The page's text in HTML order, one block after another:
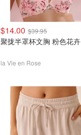
$14.00 $39.95
聚拢半罩杯文胸 粉色花卉
la Vie en Rose